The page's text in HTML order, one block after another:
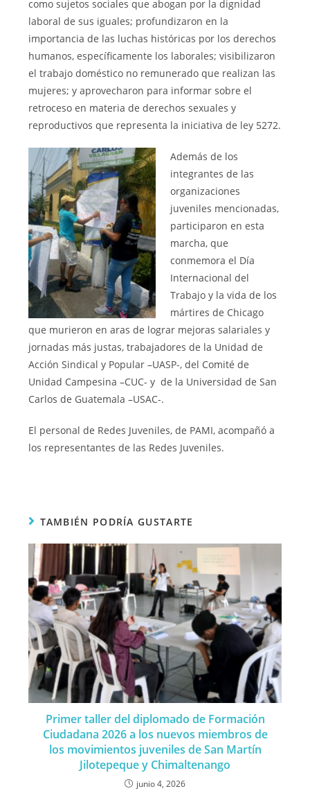
como sujetos sociales que abogan por la dignidad
laboral de sus iguales; profundizaron en la
importancia de las luchas históricas por los derechos
humanos, específicamente los laborales; visibilizaron
el trabajo doméstico no remunerado que realizan las
mujeres; y aprovecharon para informar sobre el
retroceso en materia de derechos sexuales y
reproductivos que representa la iniciativa de ley 5272.
Además de los
integrantes de las
organizaciones
juveniles mencionadas,
participaron en esta
marcha, que
conmemora el Día
Internacional del
Trabajo y la vida de los
mártires de Chicago
que murieron en aras de lograr mejoras salariales y
jornadas más justas, trabajadores de la Unidad de
Acción Sindical y Popular –UASP-, del Comité de
Unidad Campesina –CUC- y de la Universidad de San
Carlos de Guatemala –USAC-.
El personal de Redes Juveniles, de PAMI, acompañó a
los representantes de las Redes Juveniles.
TAMBIÉN PODRÍA GUSTARTE
Primer taller del diplomado de Formación
Ciudadana 2026 a los nuevos miembros de
los movimientos juveniles de San Martín
Jilotepeque y Chimaltenango
junio 4, 2026